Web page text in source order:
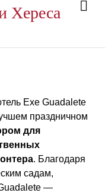
Хереса
Exe Guadalete
праздничном
для
. Благодаря
садам,
—